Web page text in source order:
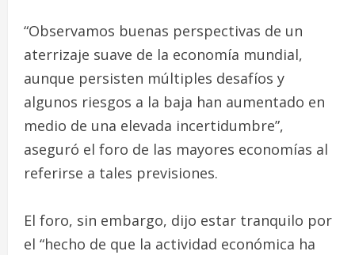
“Observamos buenas perspectivas de un
aterrizaje suave de la economía mundial,
aunque persisten múltiples desafíos y
algunos riesgos a la baja han aumentado en
medio de una elevada incertidumbre”,
aseguró el foro de las mayores economías al
referirse a tales previsiones.
El foro, sin embargo, dijo estar tranquilo por
el “hecho de que la actividad económica ha